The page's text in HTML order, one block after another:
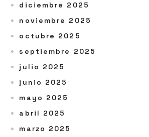
diciembre 2025
noviembre 2025
octubre 2025
septiembre 2025
julio 2025
junio 2025
mayo 2025
abril 2025
marzo 2025